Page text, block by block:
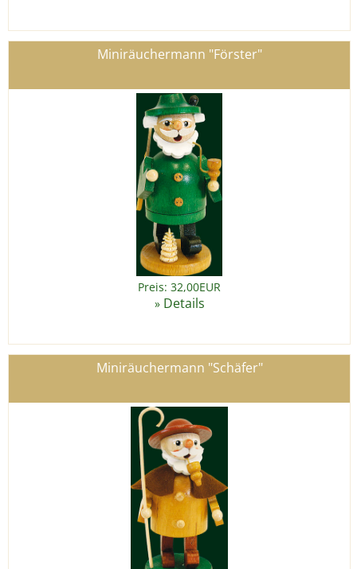
Miniräuchermann "Förster"
Preis: 32,00EUR
» Details
Miniräuchermann "Schäfer"